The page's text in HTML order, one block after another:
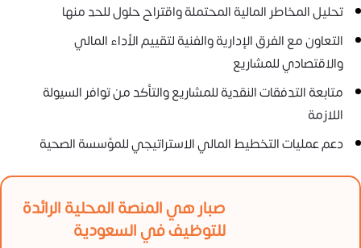
تحليل المخاطر المالية المحتملة واقتراح حلول للحد منها
التعاون مع الفرق الإدارية والفنية لتقييم الأداء المالي
والاقتصادي للمشاريع
متابعة التدفقات النقدية للمشاريع والتأكد من توافر السيولة
اللازمة
دعم عمليات التخطيط المالي الاستراتيجي للمؤسسة الصحية
صبار هي المنصة المحلية الرائدة
للتوظيف في السعودية